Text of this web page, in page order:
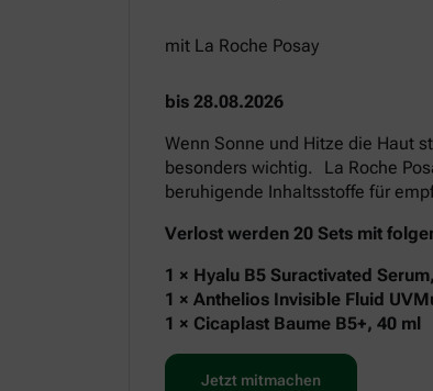
mit La Roche Posay
bis 28.08.2026
Wenn Sonne und Hitze die Haut
besonders wichtig. La Roche
beruhigende Inhaltsstoffe für
Verlost werden 20 Sets mit
1 × Hyalu B5 Suractivated
1 × Anthelios Invisible Fluid
1 × Cicaplast Baume B5+, 40 ml
Jetzt mitmachen